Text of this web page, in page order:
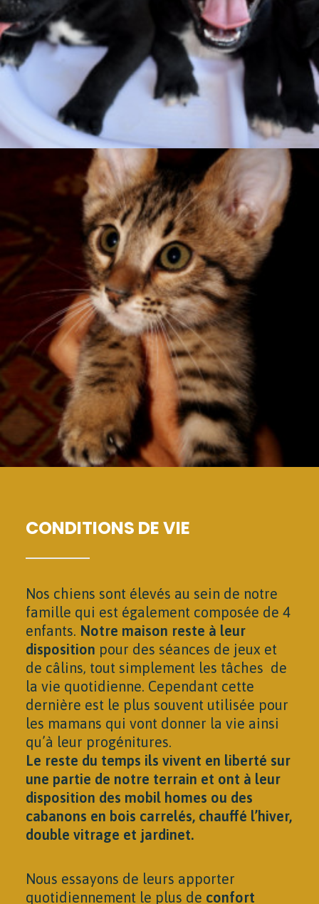
CONDITIONS DE VIE
Nos chiens sont élevés au sein de notre
famille qui est également composée de 4
enfants. Notre maison reste à leur
disposition pour des séances de jeux et
de câlins, tout simplement les tâches de
la vie quotidienne. Cependant cette
dernière est le plus souvent utilisée pour
les mamans qui vont donner la vie ainsi
qu’à leur progénitures.
Le reste du temps ils vivent en liberté sur
une partie de notre terrain et ont à leur
disposition des mobil homes ou des
cabanons en bois carrelés, chauffé l’hiver,
double vitrage et jardinet.
Nous essayons de leurs apporter
quotidiennement le plus de confort